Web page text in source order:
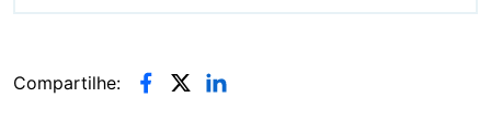
Compartilhe: